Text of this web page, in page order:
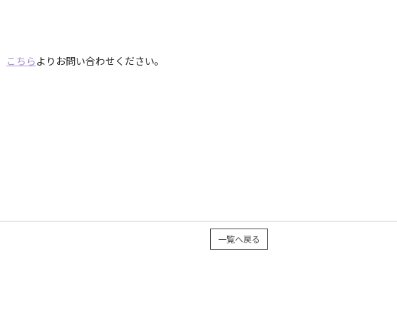
こちら よりお問い合わせください。
一覧へ戻る